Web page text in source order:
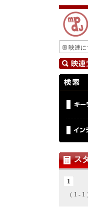
映連に
ス
1
（ 1 - 1